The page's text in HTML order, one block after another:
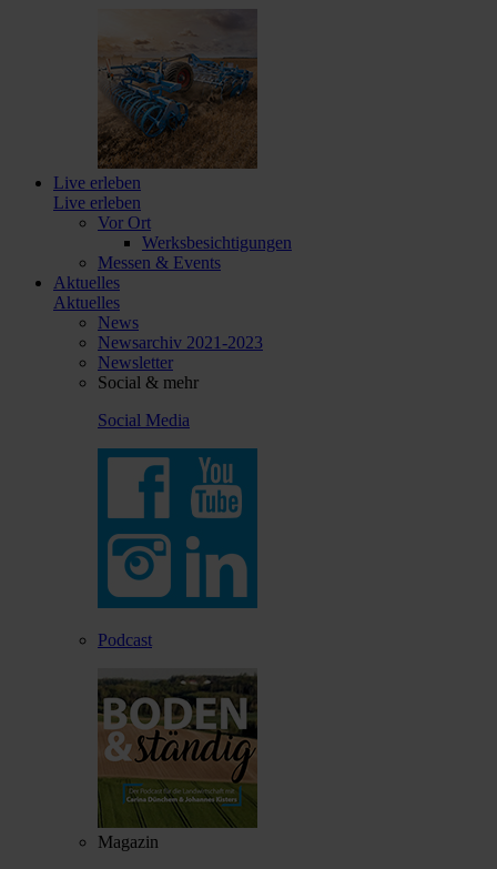
Live erleben
Live erleben
Vor Ort
Werksbesichtigungen
Messen & Events
Aktuelles
Aktuelles
News
Newsarchiv 2021-2023
Newsletter
Social & mehr
Social Media
Podcast
Magazin